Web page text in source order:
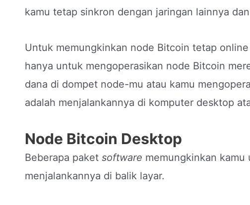
kamu tetap sinkron dengan jaringan lainnya
Untuk memungkinkan node Bitcoin tetap
hanya untuk mengoperasikan node Bitcoin
dana di dompet node-mu atau kamu
adalah menjalankannya di komputer desktop
Node Bitcoin Desktop
Beberapa paket software memungkinkan
menjalankannya di balik layar.